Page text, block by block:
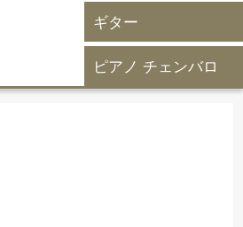
ギター
ピアノ チェンバロ